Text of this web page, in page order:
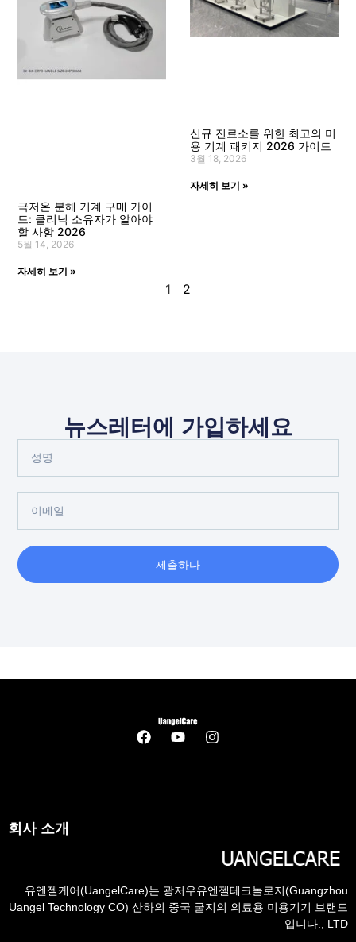
극저온 분해 기계 구매 가이
드: 클리닉 소유자가 알아야
할 사항 2026
5월 14, 2026
자세히 보기 »
신규 진료소를 위한 최고의 미
용 기계 패키지 2026 가이드
3월 18, 2026
자세히 보기 »
1 2
뉴스레터에 가입하세요
제출하다
회사 소개
유엔젤케어(UangelCare)는 광저우유엔젤테크놀로지(Guangzhou
Uangel Technology CO) 산하의 중국 굴지의 의료용 미용기기 브랜드
입니다., LTD